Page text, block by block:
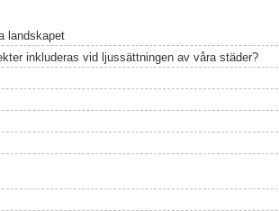
landskapet
inkluderas vid ljussättningen av våra städer?